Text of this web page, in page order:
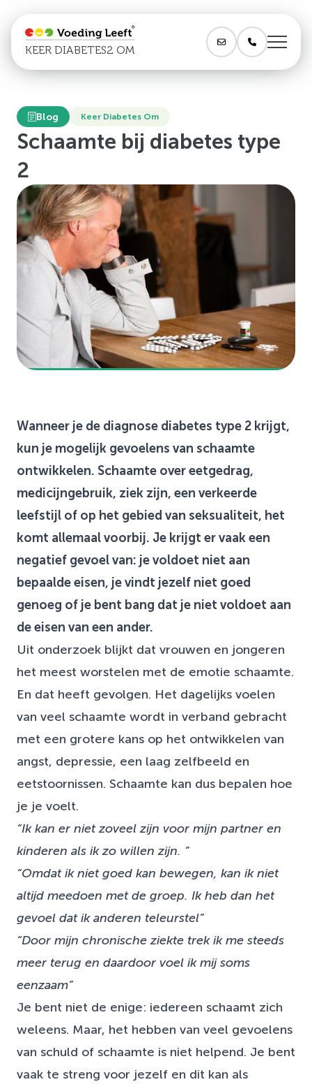
KEER DIABETES2 OM
Blog Keer Diabetes Om
Schaamte bij diabetes type
2
Wanneer je de diagnose diabetes type 2 krijgt,
kun je mogelijk gevoelens van schaamte
ontwikkelen. Schaamte over eetgedrag,
medicijngebruik, ziek zijn, een verkeerde
leefstijl of op het gebied van seksualiteit, het
komt allemaal voorbij. Je krijgt er vaak een
negatief gevoel van: je voldoet niet aan
bepaalde eisen, je vindt jezelf niet goed
genoeg of je bent bang dat je niet voldoet aan
de eisen van een ander.
Uit onderzoek blijkt dat vrouwen en jongeren
het meest worstelen met de emotie schaamte.
En dat heeft gevolgen. Het dagelijks voelen
van veel schaamte wordt in verband gebracht
met een grotere kans op het ontwikkelen van
angst, depressie, een laag zelfbeeld en
eetstoornissen. Schaamte kan dus bepalen hoe
je je voelt.
“Ik kan er niet zoveel zijn voor mijn partner en
kinderen als ik zo willen zijn. ”
“Omdat ik niet goed kan bewegen, kan ik niet
altijd meedoen met de groep. Ik heb dan het
gevoel dat ik anderen teleurstel”
“Door mijn chronische ziekte trek ik me steeds
meer terug en daardoor voel ik mij soms
eenzaam”
Je bent niet de enige: iedereen schaamt zich
weleens. Maar, het hebben van veel gevoelens
van schuld of schaamte is niet helpend. Je bent
vaak te streng voor jezelf en dit kan als